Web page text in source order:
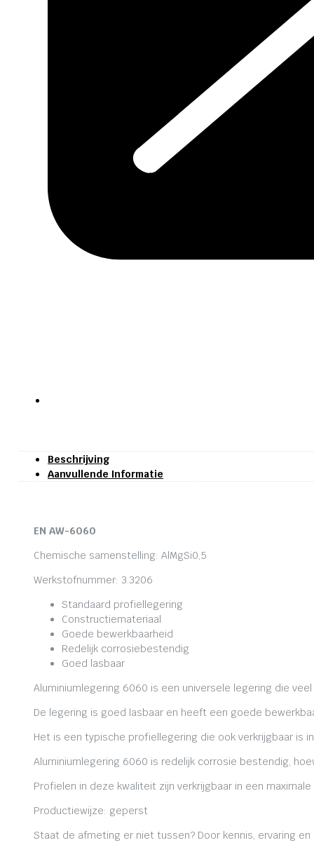
Beschrijving
Aanvullende Informatie
EN AW-6060
Chemische samenstelling: AlMgSi0,5
Werkstofnummer: 3.3206
Standaard profiellegering
Constructiemateriaal
Goede bewerkbaarheid
Redelijk corrosiebestendig
Goed lasbaar
Aluminiumlegering 6060 is een universele legering die
De legering is goed lasbaar en heeft een goede
Het is een typische profiellegering die ook verkrijgbaar is
Aluminiumlegering 6060 is redelijk corrosie bestendig,
Profielen in deze kwaliteit zijn verkrijgbaar in een
Productiewijze: geperst
Staat de afmeting er niet tussen? Door kennis, ervaring